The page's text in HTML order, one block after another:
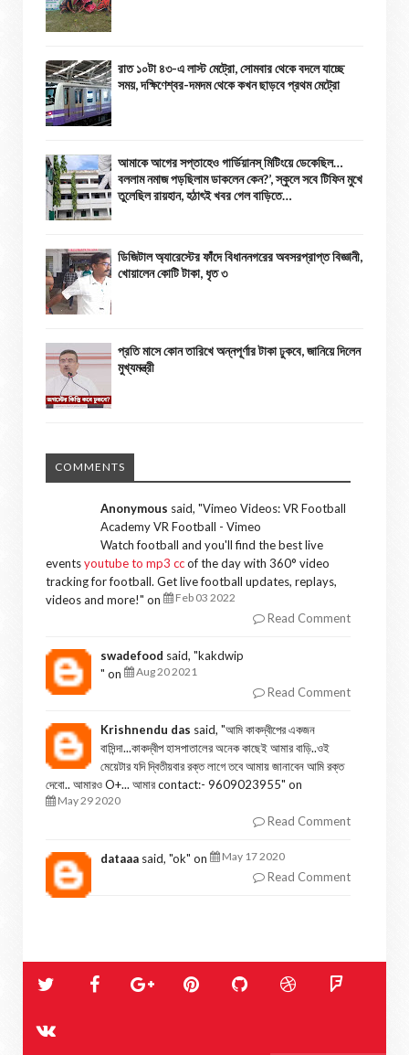
রাত ১০টা ৪৩-এ লাস্ট মেট্রো, সোমবার থেকে বদলে যাচ্ছে
সময়, দক্ষিণেশ্বর-দমদম থেকে কখন ছাড়বে প্রথম মেট্রো
আমাকে আগের সপ্তাহেও গার্ডিয়ানস্ মিটিংয়ে ডেকেছিল…
বললাম নমাজ পড়ছিলাম ডাকলেন কেন?’, স্কুলে সবে টিফিন মুখে
তুলেছিল রায়হান, হঠাৎই খবর গেল বাড়িতে…
ডিজিটাল অ্যারেস্টের ফাঁদে বিধাননগরের অবসরপ্রাপ্ত বিজ্ঞানী,
খোয়ালেন কোটি টাকা, ধৃত ৩
প্রতি মাসে কোন তারিখে অন্নপূর্ণার টাকা ঢুকবে, জানিয়ে দিলেন
মুখ্যমন্ত্রী
COMMENTS
Anonymous said, "Vimeo Videos: VR Football
Academy VR Football - Vimeo
Watch football and you'll find the best live
eventsyoutube to mp3 ccof the day with 360° video
tracking for football. Get live football updates, replays,
videos and more!" on Feb 03 2022
Read Comment
swadefood said, "kakdwip
" on
Aug 20 2021
Read Comment
Krishnendu das said, "আমি কাকদ্বীপের একজন
বাসিন্দা...কাকদ্বীপ হাসপাতালের অনেক কাছেই আমার বাড়ি..ওই
মেয়েটার যদি দ্বিতীয়বার রক্ত লাগে তবে আমায় জানাবেন আমি রক্ত
দেবো.. আমারও O+... আমার contact:- 9609023955" on
May 29 2020
Read Comment
dataaa said, "ok" on May 17 2020
Read Comment